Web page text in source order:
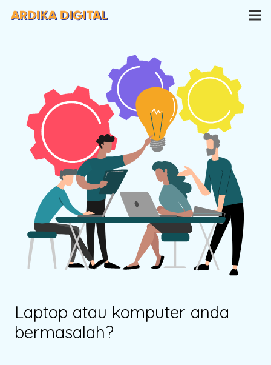
Laptop atau komputer anda
bermasalah?